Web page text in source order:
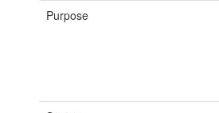
Purpose